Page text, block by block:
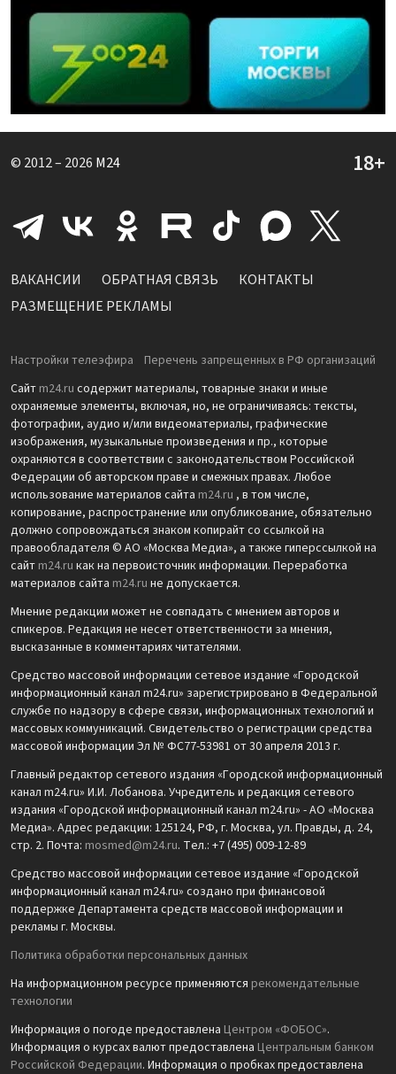
© 2012 – 2026 M24
ВАКАНСИИ ОБРАТНАЯ СВЯЗЬ
КОНТАКТЫ
РАЗМЕЩЕНИЕ РЕКЛАМЫ
Настройки телеэфира
Перечень запрещенных в РФ организаций
Сайт m24.ru содержит материалы, товарные знаки и иные
охраняемые элементы, включая, но, не ограничиваясь: тексты,
фотографии, аудио и/или видеоматериалы, графические
изображения, музыкальные произведения и пр., которые
охраняются в соответствии с законодательством Российской
Федерации об авторском праве и смежных правах. Любое
использование материалов сайта m24.ru , в том числе,
копирование, распространение или опубликование, обязательно
должно сопровождаться знаком копирайт со ссылкой на
правообладателя © АО «Москва Медиа», а также гиперссылкой на
сайт m24.ru как на первоисточник информации. Переработка
материалов сайта m24.ru не допускается.
Мнение редакции может не совпадать с мнением авторов и
спикеров. Редакция не несет ответственности за мнения,
высказанные в комментариях читателями.
Средство массовой информации сетевое издание «Городской
информационный канал m24.ru» зарегистрировано в Федеральной
службе по надзору в сфере связи, информационных технологий и
массовых коммуникаций. Свидетельство о регистрации средства
массовой информации Эл № ФС77-53981 от 30 апреля 2013 г.
Главный редактор сетевого издания «Городской информационный
канал m24.ru» И.И. Лобанова. Учредитель и редакция сетевого
издания «Городской информационный канал m24.ru» - АО «Москва
Медиа». Адрес редакции: 125124, РФ, г. Москва, ул. Правды, д. 24,
стр. 2. Почта: mosmed@m24.ru. Тел.: +7 (495) 009-12-89
Средство массовой информации сетевое издание «Городской
информационный канал m24.ru» создано при финансовой
поддержке Департамента средств массовой информации и
рекламы г. Москвы.
Политика обработки персональных данных
На информационном ресурсе применяются рекомендательные
технологии
Информация о погоде предоставлена Центром «ФОБОС».
Информация о курсах валют предоставлена Центральным банком
Российской Федерации. Информация о пробках предоставлена